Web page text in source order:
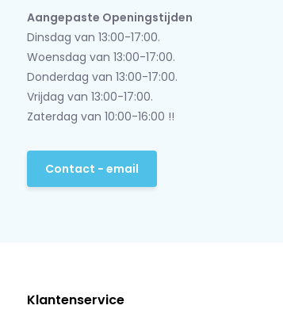
Aangepaste Openingstijden
Dinsdag van 13:00-17:00.
Woensdag van 13:00-17:00.
Donderdag van 13:00-17:00.
Vrijdag van 13:00-17:00.
Zaterdag van 10:00-16:00 !!
Contact - email
Klantenservice